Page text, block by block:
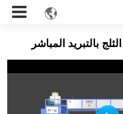

بالتبريد المباشر